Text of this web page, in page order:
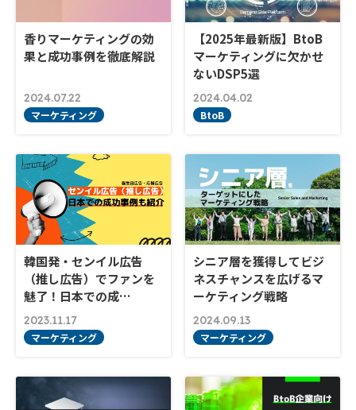
香りマーケティングの効
果と成功事例を徹底解説
2024.07.22
マーケティング
【2025年最新版】BtoB
マーケティングに欠かせ
ないDSP5選
2024.04.02
BtoB
韓国発・センイル広告
（推し広告）でファンを
魅了！日本での成…
2023.11.17
マーケティング
シニア層を獲得してビジ
ネスチャンスを広げるマ
ーケティング戦略
2024.09.13
マーケティング